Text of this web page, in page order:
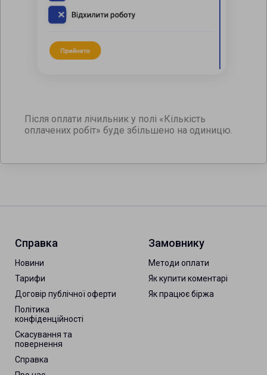
Після оплати лічильник у полі «Кількість
оплачених робіт» буде збільшено на одиницю.
Справка
Новини
Тарифи
Договір публічної оферти
Політика
конфіденційності
Скасування та
повернення
Справка
Замовнику
Методи оплати
Як купити коментарі
Як працює біржа